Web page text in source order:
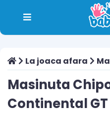
La joaca afara
Masinuta
Continental